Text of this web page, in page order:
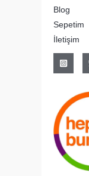
Blog
Sepetim
İletişim